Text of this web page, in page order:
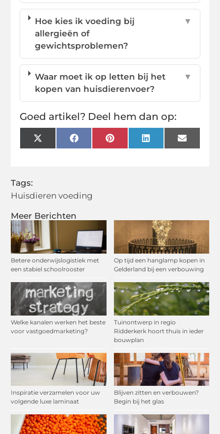
Meer Berichten
Betere onderwijslogistiek met
een stabiel schoolrooster
Op tijd een hanglamp kopen in
Gelderland bij een verbouwing
Welke kanalen werken het beste
voor vastgoedmarketing?
Tuinontwerp in regio
Ridderkerk hoort thuis in ieder
bouwplan
Inspiratie verzamelen voor uw
volgende luxe laminaat
Blijven zitten en verbouwen?
Begin bij het glas
Hoe kies ik voeding bij
allergieën of
gewichtsproblemen?
▼
Waar moet ik op letten bij het
kopen van huisdierenvoer?
▼
Goed artikel? Deel hem dan op:
X
(Twitter)
FacebookPinterestLinkedInEmail
Tags:
Huisdieren voeding